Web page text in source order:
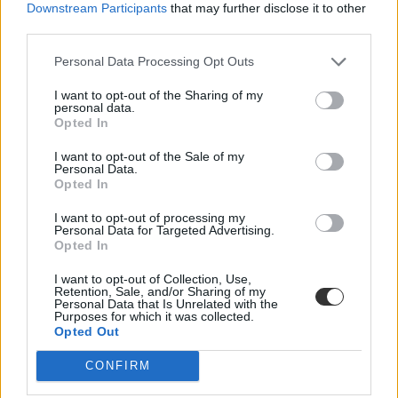
Downstream Participants that may further disclose it to other
Personal Data Processing Opt Outs
I want to opt-out of the Sharing of my
personal data.
Opted In
I want to opt-out of the Sale of my
Personal Data.
Opted In
I want to opt-out of processing my
Personal Data for Targeted Advertising.
Opted In
I want to opt-out of Collection, Use,
Retention, Sale, and/or Sharing of my
Personal Data that Is Unrelated with the
Purposes for which it was collected.
Opted Out
CONFIRM
Színház- és Filmművészeti Egyetem
SZFE rektor
Sepsi Enikő